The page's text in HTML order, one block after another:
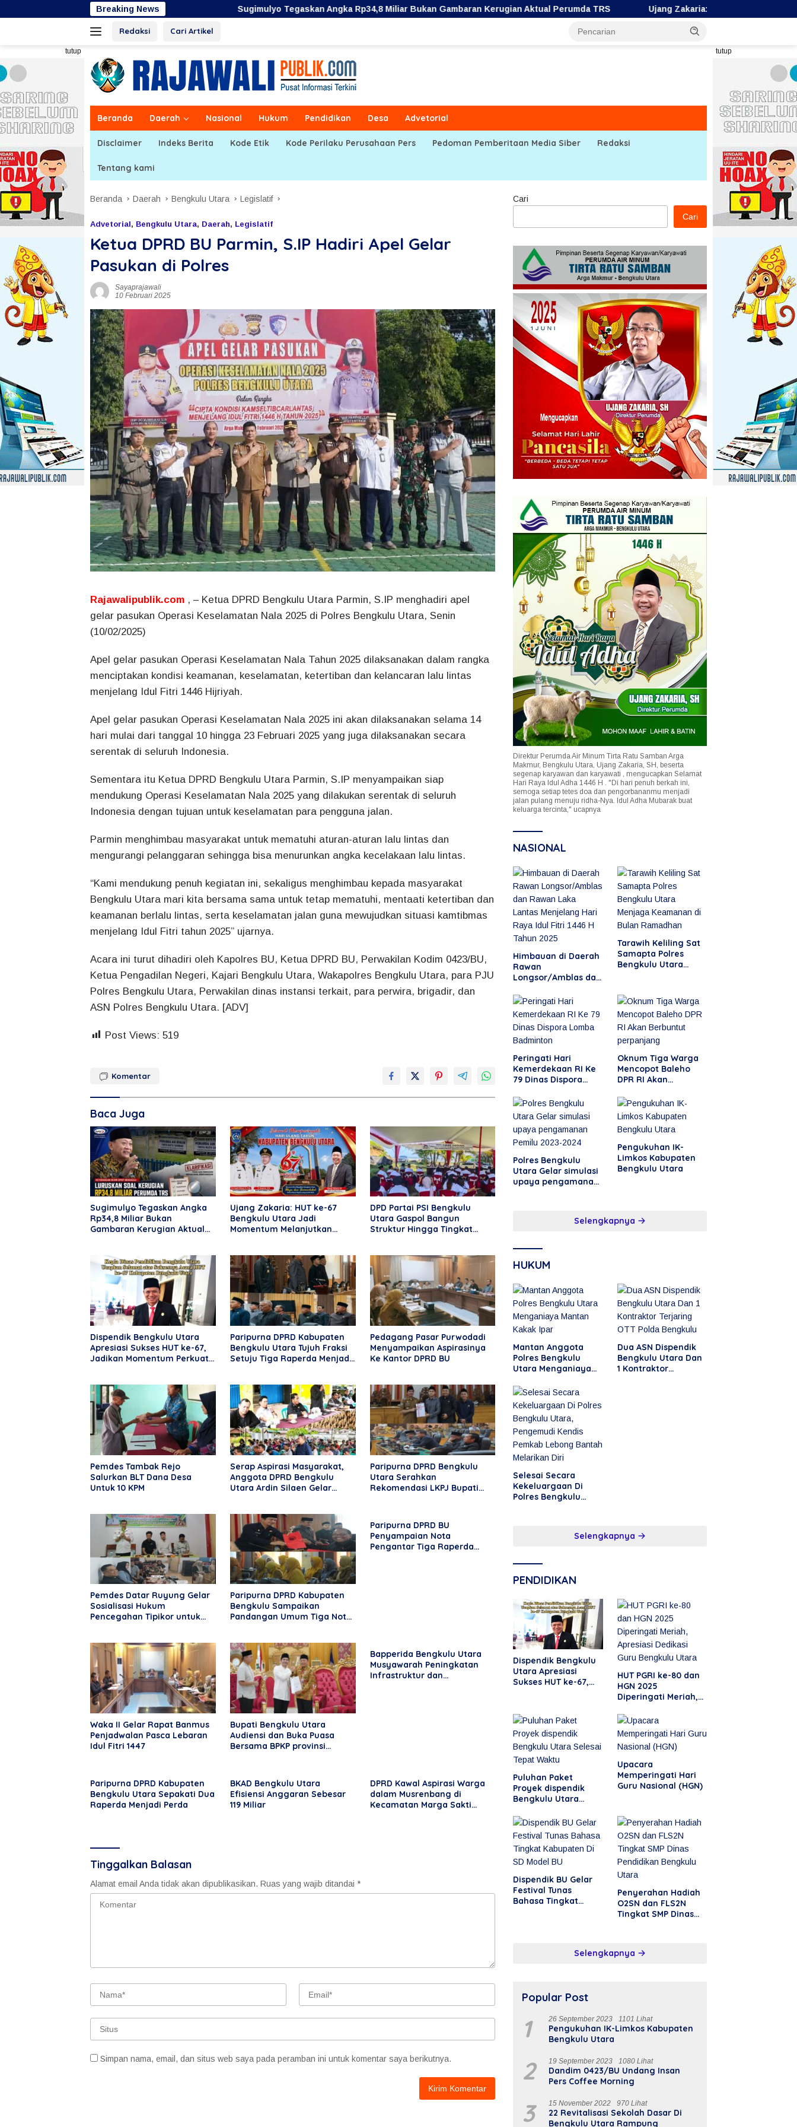
ke
Breaking NewsSugimulyo Tegaskan Angka Rp34,8 Miliar Bukan Gambaran Kerugian Aktual Perumda TRS Ujang Zakaria: HUT ke-67 Bengkulu Utara Jadi
Redaksi Cari Artikel
tutup tutup
Beranda Daerah Nasional Hukum Pendidikan Desa Advetorial
Disclaimer Indeks Berita Kode Etik Kode Perilaku Perusahaan Pers Pedoman Pemberitaan Media Siber Redaksi
Tentang kami
Beranda Daerah Bengkulu Utara Legislatif
Advetorial, Bengkulu Utara, Daerah, Legislatif
Ketua DPRD BU Parmin, S.IP Hadiri Apel Gelar
Pasukan di Polres
Sayaprajawali
10 Februari 2025
Rajawalipublik.com , – Ketua DPRD Bengkulu Utara Parmin, S.IP menghadiri apel
gelar pasukan Operasi Keselamatan Nala 2025 di Polres Bengkulu Utara, Senin
(10/02/2025)
Apel gelar pasukan Operasi Keselamatan Nala Tahun 2025 dilaksanakan dalam rangka
menciptakan kondisi keamanan, keselamatan, ketertiban dan kelancaran lalu lintas
menjelang Idul Fitri 1446 Hijriyah.
Apel gelar pasukan Operasi Keselamatan Nala 2025 ini akan dilaksanakan selama 14
hari mulai dari tanggal 10 hingga 23 Februari 2025 yang juga dilaksanakan secara
serentak di seluruh Indonesia.
Sementara itu Ketua DPRD Bengkulu Utara Parmin, S.IP menyampaikan siap
mendukung Operasi Keselamatan Nala 2025 yang dilakukan serentak di seluruh
Indonesia dengan tujuan untuk keselamatan para pengguna jalan.
Parmin menghimbau masyarakat untuk mematuhi aturan-aturan lalu lintas dan
mengurangi pelanggaran sehingga bisa menurunkan angka kecelakaan lalu lintas.
“Kami mendukung penuh kegiatan ini, sekaligus menghimbau kepada masyarakat
Bengkulu Utara mari kita bersama sama untuk tetap mematuhi, mentaati ketertiban dan
keamanan berlalu lintas, serta keselamatan jalan guna mewujudkan situasi kamtibmas
menjelang Idul Fitri tahun 2025” ujarnya.
Acara ini turut dihadiri oleh Kapolres BU, Ketua DPRD BU, Perwakilan Kodim 0423/BU,
Ketua Pengadilan Negeri, Kajari Bengkulu Utara, Wakapolres Bengkulu Utara, para PJU
Polres Bengkulu Utara, Perwakilan dinas instansi terkait, para perwira, brigadir, dan
ASN Polres Bengkulu Utara. [ADV]
Post Views: 519
Komentar
Baca Juga
Sugimulyo Tegaskan Angka
Rp34,8 Miliar Bukan
Gambaran Kerugian Aktual
Ujang Zakaria: HUT ke-67
Bengkulu Utara Jadi
Momentum Melanjutkan
DPD Partai PSI Bengkulu
Utara Gaspol Bangun
Struktur Hingga Tingkat
Dispendik Bengkulu Utara
Apresiasi Sukses HUT ke-67,
Jadikan Momentum Perkuat
Paripurna DPRD Kabupaten
Bengkulu Utara Tujuh Fraksi
Setuju Tiga Raperda Menjadi
Pedagang Pasar Purwodadi
Menyampaikan Aspirasinya
Ke Kantor DPRD BU
Pemdes Tambak Rejo
Salurkan BLT Dana Desa
Untuk 10 KPM
Serap Aspirasi Masyarakat,
Anggota DPRD Bengkulu
Utara Ardin Silaen Gelar
Paripurna DPRD Bengkulu
Utara Serahkan
Rekomendasi LKPJ Bupati
Pemdes Datar Ruyung Gelar
Sosialisasi Hukum
Pencegahan Tipikor untuk
Paripurna DPRD Kabupaten
Bengkulu Sampaikan
Pandangan Umum Tiga Nota
Paripurna DPRD BU
Penyampaian Nota
Pengantar Tiga Raperda
Waka II Gelar Rapat Banmus
Penjadwalan Pasca Lebaran
Idul Fitri 1447
Bupati Bengkulu Utara
Audiensi dan Buka Puasa
Bersama BPKP provinsi
Bapperida Bengkulu Utara
Musyawarah Peningkatan
Infrastruktur dan
Paripurna DPRD Kabupaten
Bengkulu Utara Sepakati Dua
Raperda Menjadi Perda
BKAD Bengkulu Utara
Efisiensi Anggaran Sebesar
119 Miliar
DPRD Kawal Aspirasi Warga
dalam Musrenbang di
Kecamatan Marga Sakti
Tinggalkan Balasan
Alamat email Anda tidak akan dipublikasikan. Ruas yang wajib ditandai *
Simpan nama, email, dan situs web saya pada peramban ini untuk komentar saya berikutnya.
Cari
Cari
Direktur Perumda Air Minum Tirta Ratu Samban Arga
Makmur, Bengkulu Utara, Ujang Zakaria, SH, beserta
segenap karyawan dan karyawati , mengucapkan Selamat
Hari Raya Idul Adha 1446 H . "Di hari penuh berkah ini,
semoga setiap tetes doa dan pengorbananmu menjadi
jalan pulang menuju ridha-Nya. Idul Adha Mubarak buat
keluarga tercinta," ucapnya
NASIONAL
Himbauan di Daerah
Rawan
Longsor/Amblas dan
Menjelang Hari Raya
Idul Fitri 1446 H
Tahun 2025
Tarawih Keliling Sat
Samapta Polres
Bengkulu Utara
Peringati Hari
Kemerdekaan RI Ke
79 Dinas Dispora
Oknum Tiga Warga
Mencopot Baleho
DPR RI Akan
perpanjang
Polres Bengkulu
Utara Gelar simulasi
upaya pengamanan
Pengukuhan IK-
Limkos Kabupaten
Bengkulu Utara
Selengkapnya
HUKUM
Mantan Anggota
Polres Bengkulu
Utara Menganiaya
Dua ASN Dispendik
Bengkulu Utara Dan
1 Kontraktor
Selesai Secara
Kekeluargaan Di
Polres Bengkulu
Selengkapnya
PENDIDIKAN
Dispendik Bengkulu
Utara Apresiasi
Sukses HUT ke-67,
dan Kebersamaan
HUT PGRI ke-80 dan
HGN 2025
Diperingati Meriah,
Guru Bengkulu Utara
Puluhan Paket
Proyek dispendik
Bengkulu Utara
Upacara
Memperingati Hari
Guru Nasional (HGN)
Dispendik BU Gelar
Festival Tunas
Bahasa Tingkat
Penyerahan Hadiah
O2SN dan FLS2N
Tingkat SMP Dinas
Selengkapnya
Popular Post
1 26 September 2023 1101 Lihat
Pengukuhan IK-Limkos Kabupaten
Bengkulu Utara
2 19 September 2023 1080 Lihat
Dandim 0423/BU Undang Insan
Pers Coffee Morning
3 15 November 2022 970 Lihat
22 Revitalisasi Sekolah Dasar Di
Bengkulu Utara Rampung